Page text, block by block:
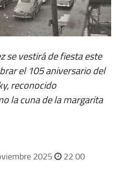
se vestirá de fiesta este
el 105 aniversario del
reconocido
la cuna de la margarita
2025 22 00